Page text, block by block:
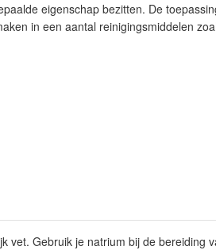
eigenschap bezitten. De
in een aantal reinigingsmiddelen
vet. Gebruik je natrium bij de bereiding